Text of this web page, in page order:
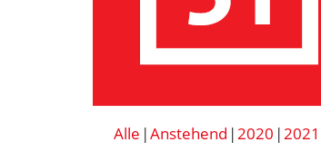
Alle Anstehend 2020 2021